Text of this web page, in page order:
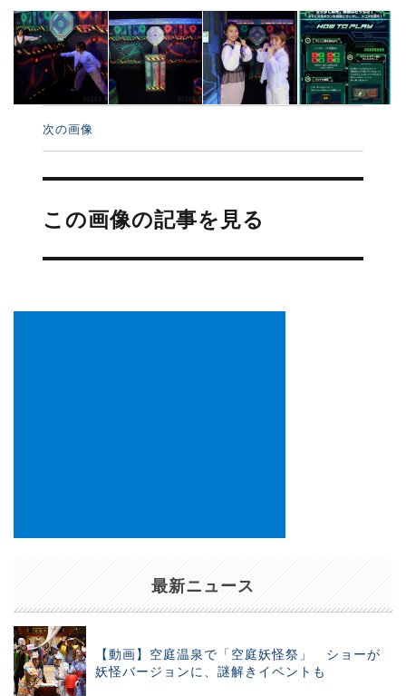
次の画像
投
ナ
ビ
ー
この画像の記事を見る
最新ニュース
【動画】空庭温泉で「空庭妖怪祭」 ショーが
妖怪バージョンに、謎解きイベントも